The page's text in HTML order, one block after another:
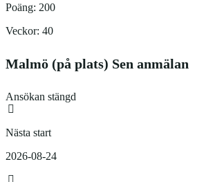
Poäng: 200
Veckor: 40
Malmö (på plats) Sen anmälan
Ansökan stängd
Nästa start
2026-08-24